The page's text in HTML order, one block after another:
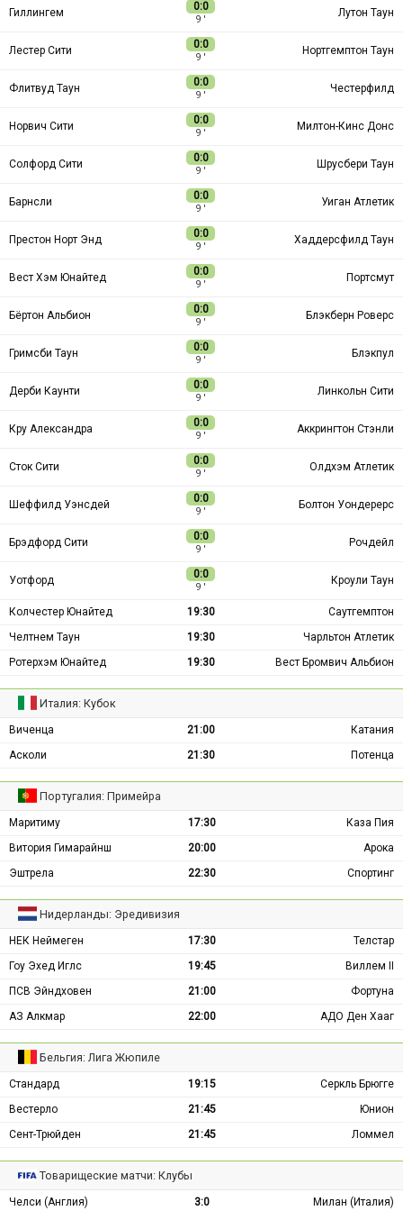
Гиллингем 0:0
9 ′
Лутон Таун
Лестер Сити 0:0
9 ′
Нортгемптон Таун
Флитвуд Таун 0:0
9 ′
Честерфилд
Норвич Сити 0:0
9 ′
Милтон-Кинс Донс
Солфорд Сити 0:0
9 ′
Шрусбери Таун
Барнсли 0:0
9 ′
Уиган Атлетик
Престон Норт Энд 0:0
9 ′
Хаддерсфилд Таун
Вест Хэм Юнайтед 0:0
9 ′
Портсмут
Бёртон Альбион 0:0
9 ′
Блэкберн Роверс
Гримсби Таун 0:0
9 ′
Блэкпул
Дерби Каунти 0:0
9 ′
Линкольн Сити
Кру Александра 0:0
9 ′
Аккрингтон Стэнли
Сток Сити 0:0
9 ′
Олдхэм Атлетик
Шеффилд Уэнсдей 0:0
9 ′
Болтон Уондерерс
Брэдфорд Сити 0:0
9 ′
Рочдейл
Уотфорд 0:0
9 ′
Кроули Таун
Колчестер Юнайтед 19:30
Саутгемптон
Челтнем Таун
19:30
Чарльтон Атлетик
Ротерхэм Юнайтед
19:30 Вест Бромвич Альбион
Италия: Кубок
Виченца 21:00
Катания
Асколи
21:30 Потенца
Португалия: Примейра
Маритиму 17:30
Каза Пия
Витория Гимарайнш
20:00
Арока
Эштрела
22:30 Спортинг
Нидерланды: Эредивизия
НЕК Неймеген 17:30
Телстар
Гоу Эхед Иглс
19:45
Виллем II
ПСВ Эйндховен
21:00
Фортуна
АЗ Алкмар
22:00 АДО Ден Хааг
Бельгия: Лига Жюпиле
Стандард 19:15
Серкль Брюгге
Вестерло
21:45
Юнион
Сент-Трюйден
21:45 Ломмел
Товарищеские матчи: Клубы
Челси (Англия) 3:0 Милан (Италия)